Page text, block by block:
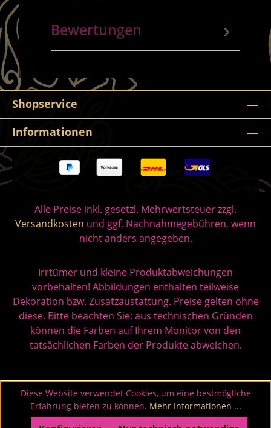
Bewertungen
Shopservice
Informationen
Alle Preise inkl. gesetzl. Mehrwertsteuer zzgl.
Versandkosten und ggf. Nachnahmegebühren, wenn
nicht anders angegeben.
Irrtümer und kleine Produktabweichungen
vorbehalten! Abbildungen enthalten teilweise
Dekoration bzw. Zusatzaustattung. Preise gelten ohne
diese. Bitte beachten Sie: aus technischen Gründen
können die Farben auf Ihrem Monitor von den
tatsächlichen Farben der Produkte abweichen.
Diese Website verwendet Cookies, um eine bestmögliche
Erfahrung bieten zu können. Mehr Informationen ...